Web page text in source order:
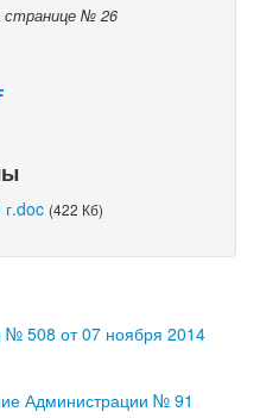
странице № 26
(422 Кб)
№ 508 от 07 ноября 2014
Администрации № 91